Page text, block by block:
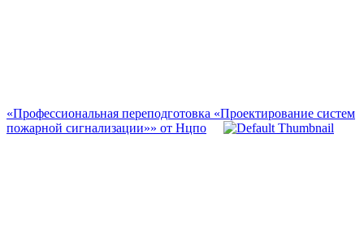
«Профессиональная переподготовка «Проектирование систем
пожарной сигнализации»» от Нцпо